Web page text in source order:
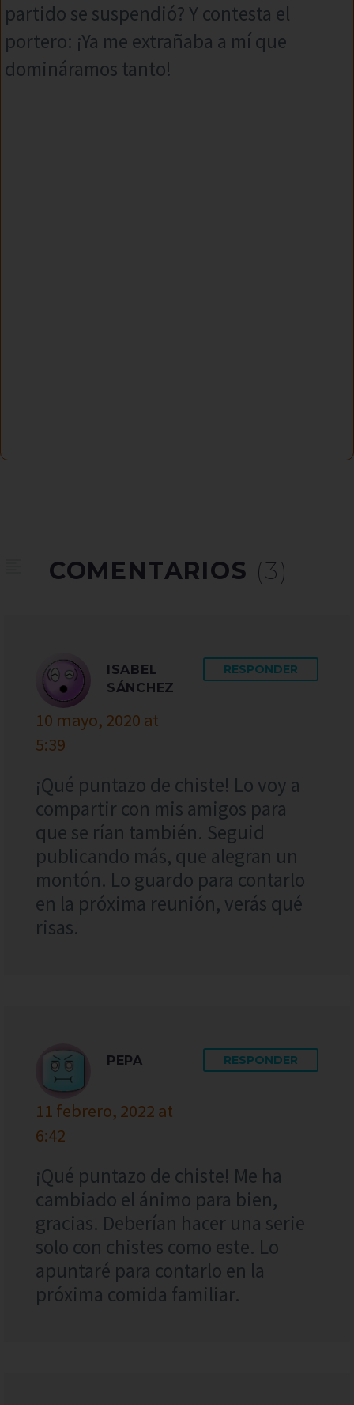
partido se suspendió? Y contesta el
portero: ¡Ya me extrañaba a mí que
domináramos tanto!
COMENTARIOS (3)
ISABEL
SÁNCHEZ
10 mayo, 2020 at
5:39
RESPONDER
¡Qué puntazo de chiste! Lo voy a
compartir con mis amigos para
que se rían también. Seguid
publicando más, que alegran un
montón. Lo guardo para contarlo
en la próxima reunión, verás qué
risas.
PEPA
11 febrero, 2022 at
6:42
RESPONDER
¡Qué puntazo de chiste! Me ha
cambiado el ánimo para bien,
gracias. Deberían hacer una serie
solo con chistes como este. Lo
apuntaré para contarlo en la
próxima comida familiar.